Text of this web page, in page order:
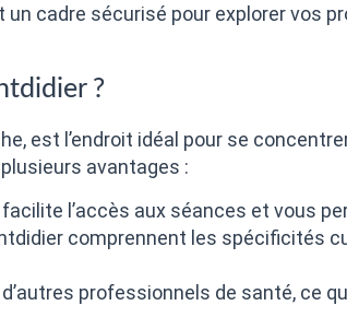
cadre sécurisé pour explorer vos
?
est l’endroit idéal pour se
avantages :
l’accès aux séances et vous
comprennent les spécificités
professionnels de santé, ce